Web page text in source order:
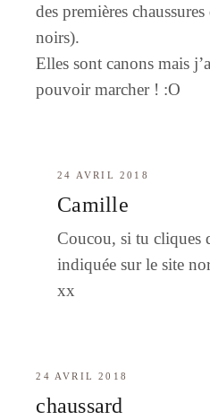
des premières
noirs).
Elles sont canons mais
pouvoir marcher ! :O
24 AVRIL 2018
Camille
Coucou, si tu cliques
indiquée sur le site
xx
24 AVRIL 2018
chaussard